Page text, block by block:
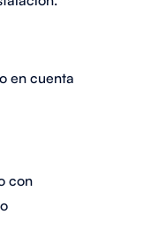
en cuenta
con